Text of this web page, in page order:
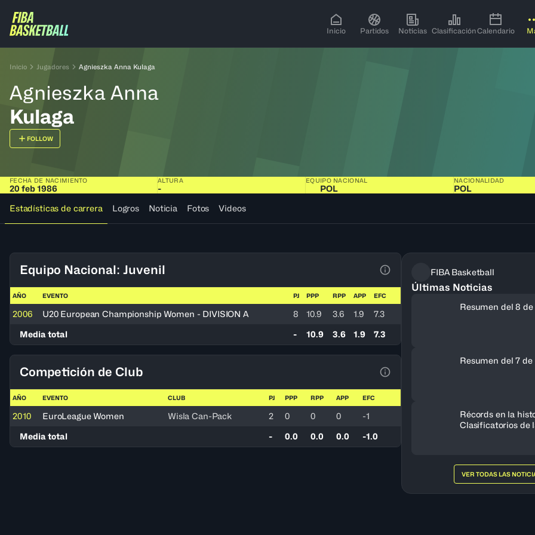
Inicio Partidos Noticias ClasificaciónCalendario
Inicio Jugadores Agnieszka Anna Kulaga
Agnieszka Anna
Kulaga
FOLLOW
FECHA DE NACIMIENTO
20 feb 1986
ALTURA
-
EQUIPO NACIONAL
POL
NACIONALIDAD
POL
Estadísticas de carrera
Logros Noticia Fotos Videos
Equipo Nacional: Juvenil
Ver la leyenda
AÑO EVENTO PJ PPP RPP APP EFC
2006 U20 European Championship Women - DIVISION A 8 10.9 3.6 1.9
7.3
Media total
- 10.9 3.6 1.9 7.3
Competición de Club
AÑO EVENTO CLUB PJ PPP RPP APP EFC
2010 EuroLeague Women Wisla Can-Pack 2 0 0 0
-1
Media total
- 0.0 0.0 0.0 -1.0
FIBA Basketball
Últimas Noticias
Resumen del 8 de
Resumen del 7 de
Récords en la
Clasificatorios de
VER TODAS LAS